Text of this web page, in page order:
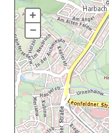
+
–